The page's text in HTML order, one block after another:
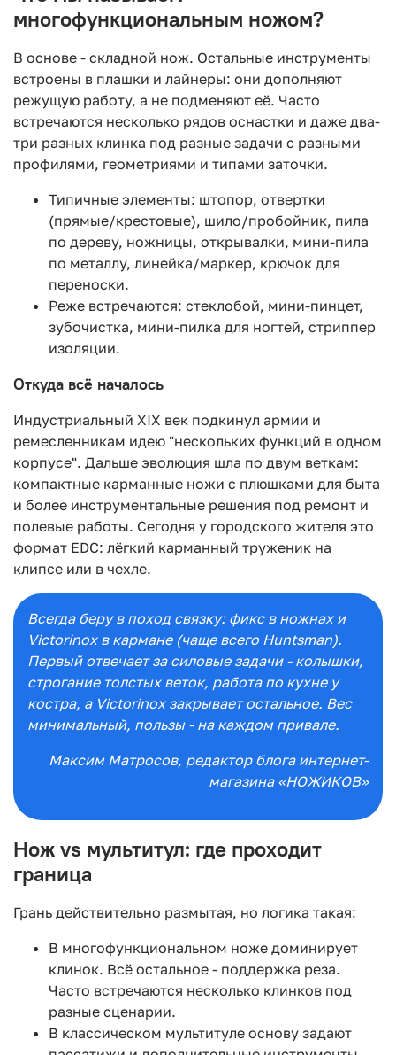
многофункциональным ножом?
В основе - складной нож. Остальные инструменты
встроены в плашки и лайнеры: они дополняют
режущую работу, а не подменяют её. Часто
встречаются несколько рядов оснастки и даже два-
три разных клинка под разные задачи с разными
профилями, геометриями и типами заточки.
Типичные элементы: штопор, отвертки
(прямые/крестовые), шило/пробойник, пила
по дереву, ножницы, открывалки, мини-пила
по металлу, линейка/маркер, крючок для
переноски.
Реже встречаются: стеклобой, мини-пинцет,
зубочистка, мини-пилка для ногтей, стриппер
изоляции.
Откуда всё началось
Индустриальный XIX век подкинул армии и
ремесленникам идею "нескольких функций в одном
корпусе". Дальше эволюция шла по двум веткам:
компактные карманные ножи с плюшками для быта
и более инструментальные решения под ремонт и
полевые работы. Сегодня у городского жителя это
формат EDC: лёгкий карманный труженик на
клипсе или в чехле.
Всегда беру в поход связку: фикс в ножнах и
Victorinox в кармане (чаще всего Huntsman).
Первый отвечает за силовые задачи - колышки,
строгание толстых веток, работа по кухне у
костра, а Victorinox закрывает остальное. Вес
минимальный, пользы - на каждом привале.
Максим Матросов, редактор блога интернет-
магазина «НОЖИКОВ»
Нож vs мультитул: где проходит
граница
Грань действительно размытая, но логика такая:
В многофункциональном ноже доминирует
клинок. Всё остальное - поддержка реза.
Часто встречаются несколько клинков под
разные сценарии.
В классическом мультитуле основу задают